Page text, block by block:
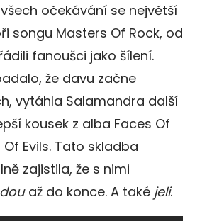
všech očekávání se největší
songu Masters Of Rock, od
fanoušci jako šílení.
že davu začne
vytáhla Salamandra další
kousek z alba Faces Of
Evils. Tato skladba
zajistila, že s nimi
až do konce. A také jeli.